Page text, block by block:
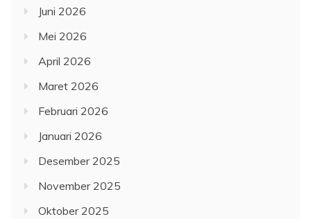
Juni 2026
Mei 2026
April 2026
Maret 2026
Februari 2026
Januari 2026
Desember 2025
November 2025
Oktober 2025